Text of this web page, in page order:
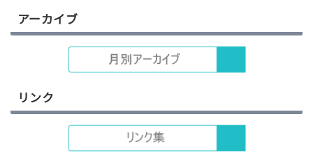
アーカイブ
リンク